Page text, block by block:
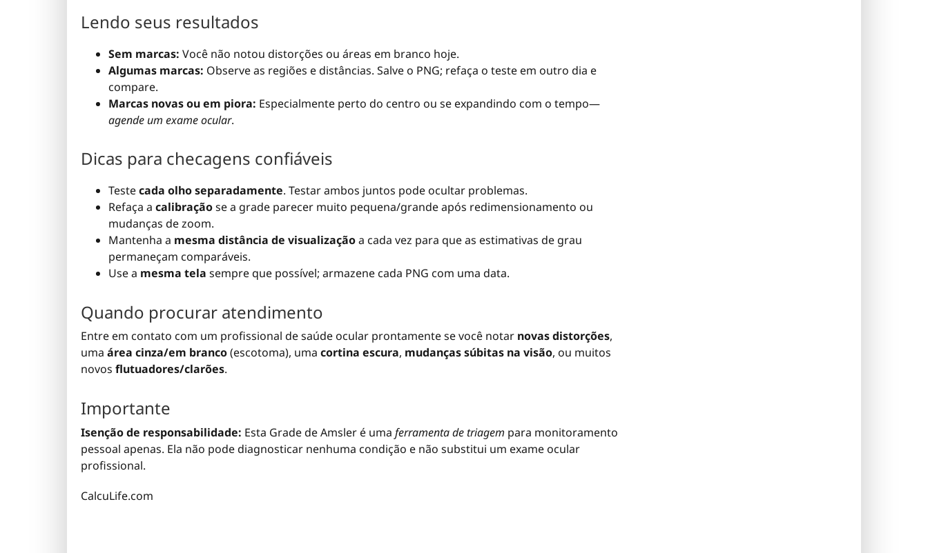
Lendo seus resultados
Sem marcas: Você não notou distorções ou áreas em branco hoje.
Algumas marcas: Observe as regiões e distâncias. Salve o PNG; refaça o teste em outro dia e
compare.
Marcas novas ou em piora: Especialmente perto do centro ou se expandindo com o tempo—
agende um exame ocular.
Dicas para checagens confiáveis
Testecada olho separadamente. Testar ambos juntos pode ocultar problemas.
Refaça a calibraçãose a grade parecer muito pequena/grande após redimensionamento ou
mudanças de zoom.
Mantenha a mesma distância de visualizaçãoa cada vez para que as estimativas de grau
permaneçam comparáveis.
Use a mesma tela sempre que possível; armazene cada PNG com uma data.
Quando procurar atendimento
Entre em contato com um profissional de saúde ocular prontamente se você notar novas distorções,
uma área cinza/em branco(escotoma), uma cortina escura, mudanças súbitas na visão, ou muitos
novos flutuadores/clarões.
Importante
Isenção de responsabilidade: Esta Grade de Amsler é uma ferramenta de triagem para monitoramento
pessoal apenas. Ela não pode diagnosticar nenhuma condição e não substitui um exame ocular
profissional.
CalcuLife.com